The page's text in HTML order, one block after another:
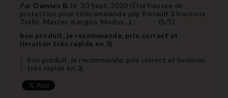
Par Damien B. le 30 Sept. 2020 (Étui housse de
protection pour télécommande plip Renault 3 boutons
Trafic, Master, Kangoo, Modus...) : (5/5)
bon produit, je recommande, prix correct et
livraison très rapide en 3j
bon produit, je recommande, prix correct et livraison
très rapide en 3j